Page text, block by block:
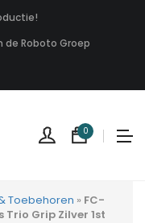
de Roboto Groep
0
Toebehoren » FC-
Trio Grip Zilver 1st